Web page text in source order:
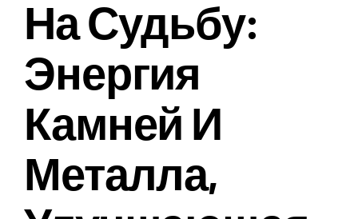
На Судьбу:
Энергия
Камней И
Металла,